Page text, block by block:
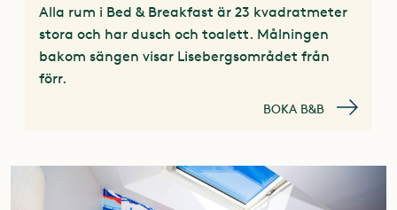
Alla rum i Bed & Breakfast är 23 kvadratmeter
stora och har dusch och toalett. Målningen
bakom sängen visar Lisebergsområdet från
förr.
BOKA B&B